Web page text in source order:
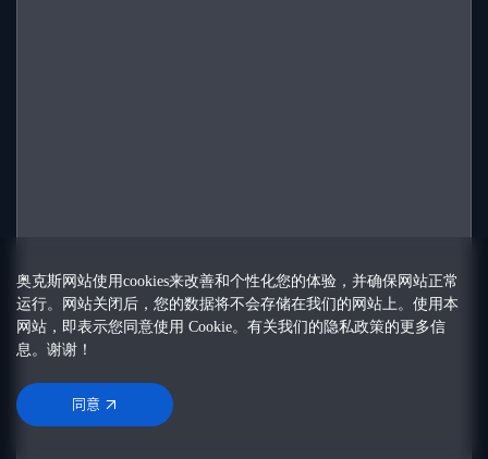
奥克斯网站使用cookies来改善和个性化您的体验，并确保网站正常
运行。网站关闭后，您的数据将不会存储在我们的网站上。使用本
网站，即表示您同意使用 Cookie。有关我们的 隐私政策的更多信
息。谢谢！
同意